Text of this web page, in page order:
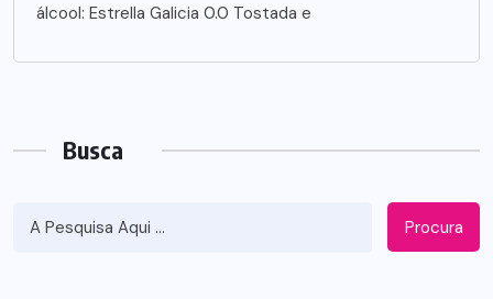
álcool: Estrella Galicia 0.0 Tostada e
Busca
Procura